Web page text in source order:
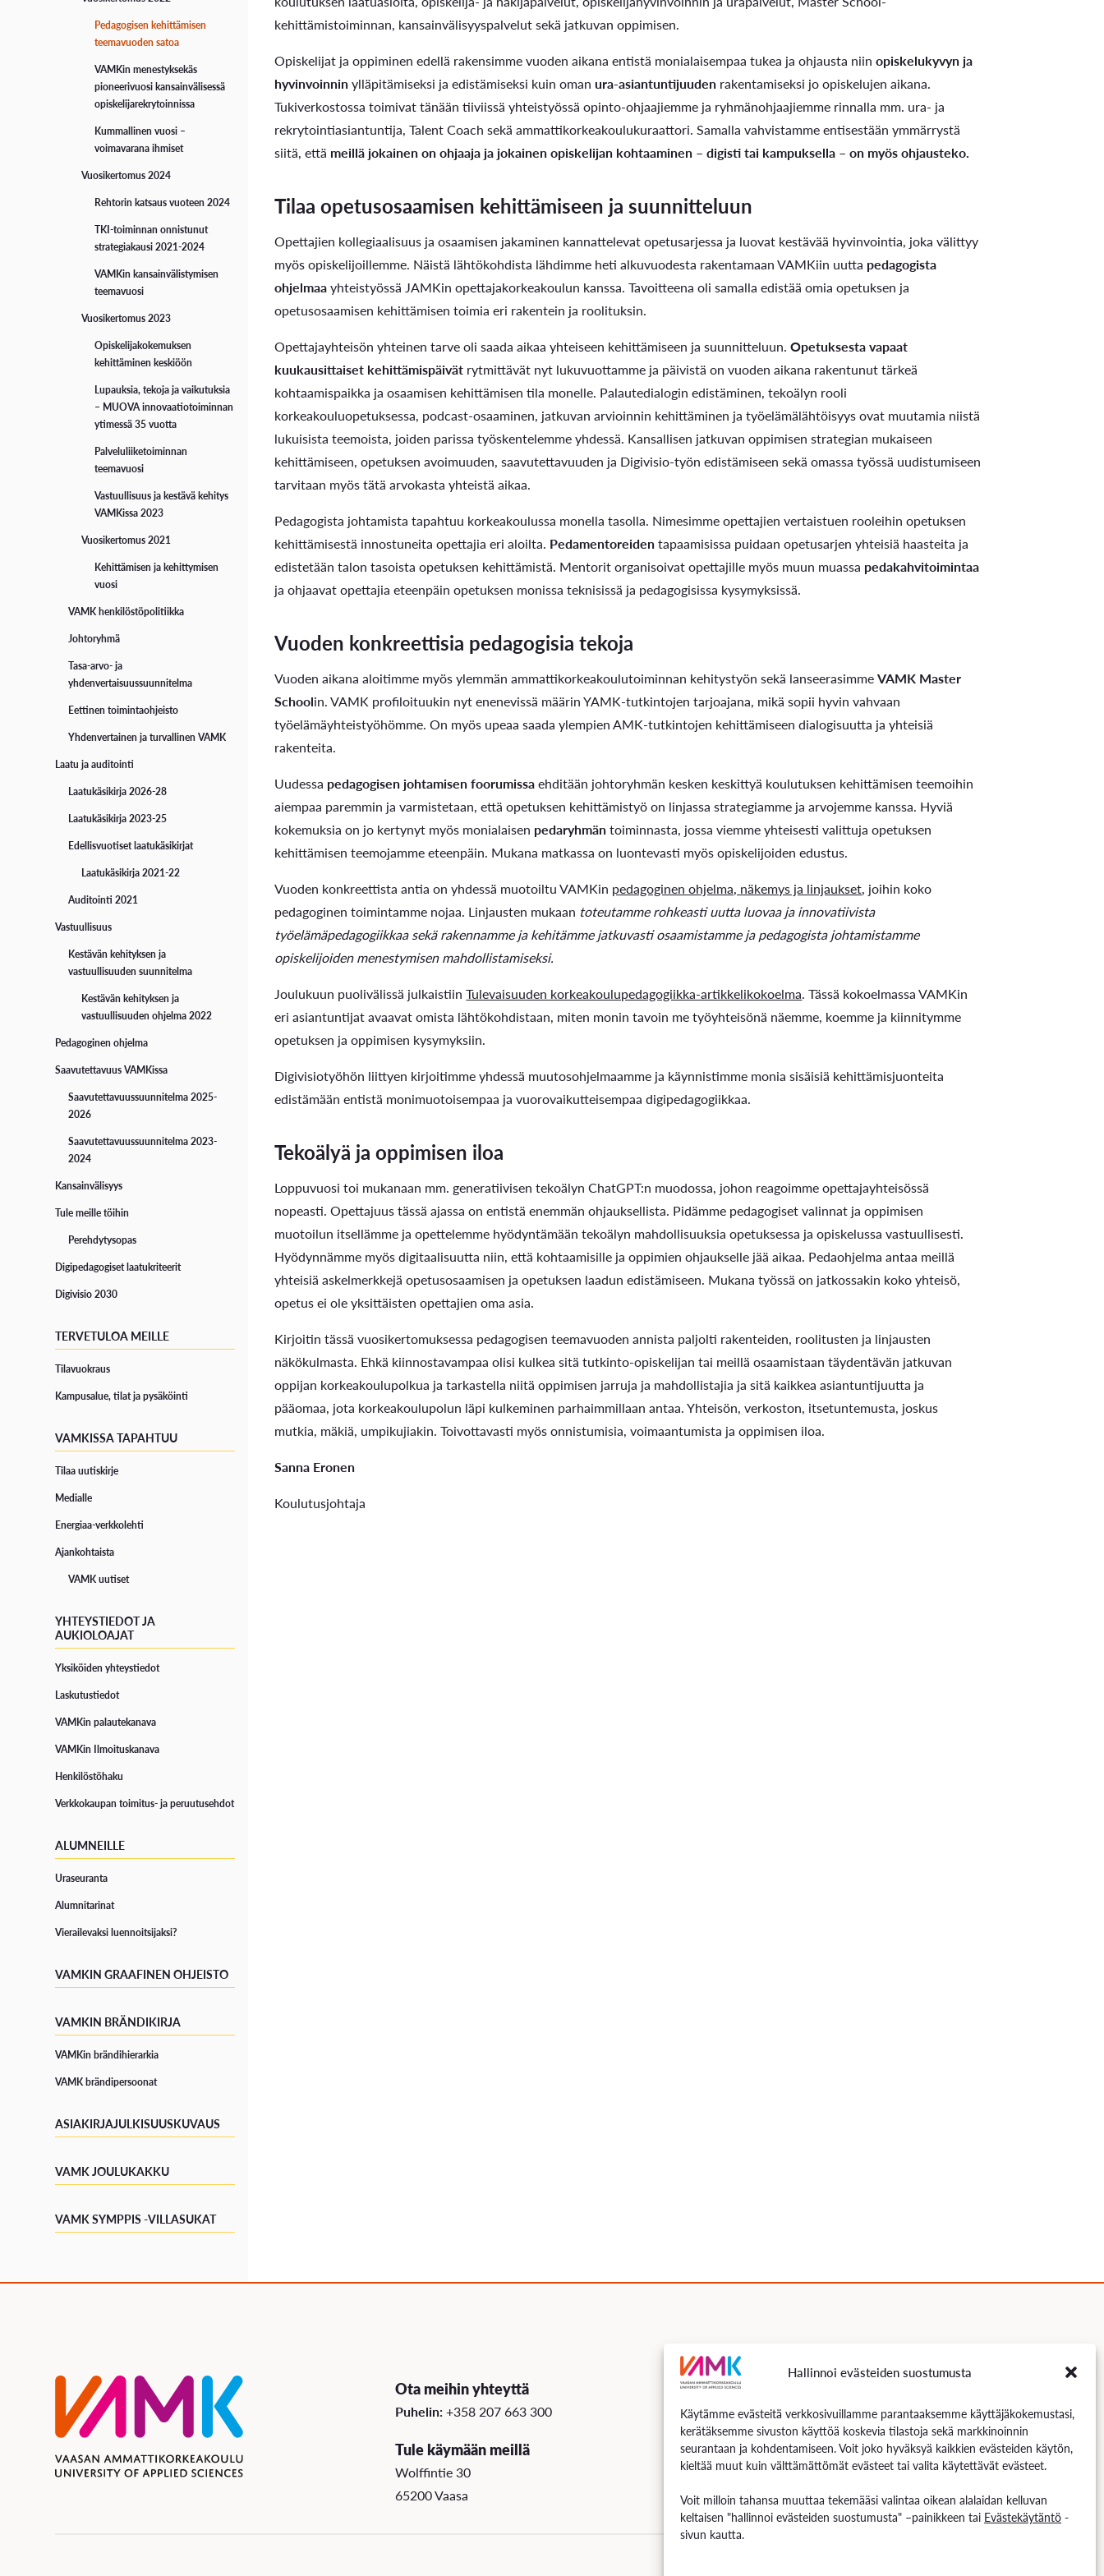
Hallinnoi evästeiden suostumusta
Käytämme evästeitä verkkosivuillamme parantaaksemme käyttäjäkokemustasi,
kerätäksemme sivuston käyttöä koskevia tilastoja sekä markkinoinnin
seurantaan ja kohdentamiseen. Voit joko hyväksyä kaikkien evästeiden käytön,
kieltää muut kuin välttämättömät evästeet tai valita käytettävät evästeet.
Voit milloin tahansa muuttaa tekemääsi valintaa oikean alalaidan kelluvan
keltaisen "hallinnoi evästeiden suostumusta" –painikkeen tai Evästekäytäntö -
sivun kautta.
Opintoseteli
Opiskelijaelämää Vaasassa
Uuden opiskelijan tietopaketti
OPINTOJEN TUKI JA OPISKELIJAN HYVINVOINTI
Esteetön opiskelu ja LUKI-kortti
Tutorit
Opiskelijaurheilijana VAMKissa
LOMAKKEET JA SÄÄDÖKSET
Tutkintolautakunta
Turvallisuus
Avoimet työpaikat
Digivisio 2030
Pedagogisen kehittämisen
teemavuoden satoa
VAMKin menestyksekäs
pioneerivuosi kansainvälisessä
opiskelijarekrytoinnissa
Kummallinen vuosi –
voimavarana ihmiset
Vuosikertomus 2024
Rehtorin katsaus vuoteen 2024
TKI-toiminnan onnistunut
strategiakausi 2021-2024
VAMKin kansainvälistymisen
teemavuosi
Vuosikertomus 2023
Opiskelijakokemuksen
kehittäminen keskiöön
Lupauksia, tekoja ja vaikutuksia
– MUOVA innovaatiotoiminnan
ytimessä 35 vuotta
Palveluliiketoiminnan
teemavuosi
Vastuullisuus ja kestävä kehitys
VAMKissa 2023
Vuosikertomus 2021
Kehittämisen ja kehittymisen
vuosi
VAMK henkilöstöpolitiikka
Johtoryhmä
Tasa-arvo- ja
yhdenvertaisuussuunnitelma
Eettinen toimintaohjeisto
Yhdenvertainen ja turvallinen VAMK
Laatu ja auditointi
Laatukäsikirja 2026-28
Laatukäsikirja 2023-25
Edellisvuotiset laatukäsikirjat
Laatukäsikirja 2021-22
Auditointi 2021
Vastuullisuus
Kestävän kehityksen ja
vastuullisuuden suunnitelma
Kestävän kehityksen ja
vastuullisuuden ohjelma 2022
Pedagoginen ohjelma
Saavutettavuus VAMKissa
Saavutettavuussuunnitelma 2025-
2026
Saavutettavuussuunnitelma 2023-
2024
Kansainvälisyys
Tule meille töihin
Perehdytysopas
Digipedagogiset laatukriteerit
Digivisio 2030
TERVETULOA MEILLE
Tilavuokraus
Kampusalue, tilat ja pysäköinti
VAMKISSA TAPAHTUU
Tilaa uutiskirje
Medialle
Energiaa-verkkolehti
Ajankohtaista
VAMK uutiset
YHTEYSTIEDOT JA
AUKIOLOAJAT
Yksiköiden yhteystiedot
Laskutustiedot
VAMKin palautekanava
VAMKin Ilmoituskanava
Henkilöstöhaku
Verkkokaupan toimitus- ja peruutusehdot
ALUMNEILLE
Uraseuranta
Alumnitarinat
Vierailevaksi luennoitsijaksi?
VAMKIN GRAAFINEN OHJEISTO
VAMKIN BRÄNDIKIRJA
VAMKin brändihierarkia
VAMK brändipersoonat
ASIAKIRJAJULKISUUSKUVAUS
VAMK JOULUKAKKU
VAMK SYMPPIS -VILLASUKAT
kehittämistoiminnan, kansainvälisyyspalvelut sekä jatkuvan oppimisen.
Opiskelijat ja oppiminen edellä rakensimme vuoden aikana entistä monialaisempaa tukea ja ohjausta niinopiskelukyvyn ja
hyvinvoinninylläpitämiseksi ja edistämiseksi kuin omanura-asiantuntijuuden rakentamiseksi jo opiskelujen aikana.
Tukiverkostossa toimivat tänään tiiviissä yhteistyössä opinto-ohjaajiemme ja ryhmänohjaajiemme rinnalla mm. ura- ja
rekrytointiasiantuntija, Talent Coach sekä ammattikorkeakoulukuraattori. Samalla vahvistamme entisestään ymmärrystä
siitä, että meillä jokainen on ohjaaja ja jokainen opiskelijan kohtaaminen – digisti tai kampuksella – on myös ohjausteko.
Tilaa opetusosaamisen kehittämiseen ja suunnitteluun
Opettajien kollegiaalisuus ja osaamisen jakaminen kannattelevat opetusarjessa ja luovat kestävää hyvinvointia, joka välittyy
myös opiskelijoillemme. Näistä lähtökohdista lähdimme heti alkuvuodesta rakentamaan VAMKiin uutta pedagogista
ohjelmaayhteistyössä JAMKin opettajakorkeakoulun kanssa. Tavoitteena oli samalla edistää omia opetuksen ja
opetusosaamisen kehittämisen toimia eri rakentein ja roolituksin.
Opettajayhteisön yhteinen tarve oli saada aikaa yhteiseen kehittämiseen ja suunnitteluun.Opetuksesta vapaat
kuukausittaiset kehittämispäivät rytmittävät nyt lukuvuottamme ja päivistä on vuoden aikana rakentunut tärkeä
kohtaamispaikka ja osaamisen kehittämisen tila monelle. Palautedialogin edistäminen, tekoälyn rooli
korkeakouluopetuksessa, podcast-osaaminen, jatkuvan arvioinnin kehittäminen ja työelämälähtöisyys ovat muutamia niistä
lukuisista teemoista, joiden parissa työskentelemme yhdessä. Kansallisen jatkuvan oppimisen strategian mukaiseen
kehittämiseen, opetuksen avoimuuden, saavutettavuuden ja Digivisio-työn edistämiseen sekä omassa työssä uudistumiseen
tarvitaan myös tätä arvokasta yhteistä aikaa.
Pedagogista johtamista tapahtuu korkeakoulussa monella tasolla. Nimesimme opettajien vertaistuen rooleihin opetuksen
kehittämisestä innostuneita opettajia eri aloilta. Pedamentoreidentapaamisissa puidaan opetusarjen yhteisiä haasteita ja
edistetään talon tasoista opetuksen kehittämistä. Mentorit organisoivat opettajille myös muun muassa pedakahvitoimintaa
ja ohjaavat opettajia eteenpäin opetuksen monissa teknisissä ja pedagogisissa kysymyksissä.
Vuoden konkreettisia pedagogisia tekoja
Vuoden aikana aloitimme myös ylemmän ammattikorkeakoulutoiminnan kehitystyön sekä lanseerasimmeVAMK Master
Schoolin. VAMK profiloituukin nyt enenevissä määrin YAMK-tutkintojen tarjoajana, mikä sopii hyvin vahvaan
työelämäyhteistyöhömme. On myös upeaa saada ylempien AMK-tutkintojen kehittämiseen dialogisuutta ja yhteisiä
rakenteita.
Uudessa pedagogisen johtamisen foorumissaehditään johtoryhmän kesken keskittyä koulutuksen kehittämisen teemoihin
aiempaa paremmin ja varmistetaan, että opetuksen kehittämistyö on linjassa strategiamme ja arvojemme kanssa. Hyviä
kokemuksia on jo kertynyt myös monialaisen pedaryhmäntoiminnasta, jossa viemme yhteisesti valittuja opetuksen
kehittämisen teemojamme eteenpäin. Mukana matkassa on luontevasti myös opiskelijoiden edustus.
Vuoden konkreettista antia on yhdessä muotoiltu VAMKin pedagoginen ohjelma, näkemys ja linjaukset, joihin koko
pedagoginen toimintamme nojaa. Linjausten mukaan toteutamme rohkeasti uutta luovaa ja innovatiivista
työelämäpedagogiikkaa sekä rakennamme ja kehitämme jatkuvasti osaamistamme ja pedagogista johtamistamme
opiskelijoiden menestymisen mahdollistamiseksi.
Joulukuun puolivälissä julkaistiinTulevaisuuden korkeakoulupedagogiikka-artikkelikokoelma. Tässä kokoelmassa VAMKin
eri asiantuntijat avaavat omista lähtökohdistaan, miten monin tavoin me työyhteisönä näemme, koemme ja kiinnitymme
opetuksen ja oppimisen kysymyksiin.
Digivisiotyöhön liittyen kirjoitimme yhdessä muutosohjelmaamme ja käynnistimme monia sisäisiä kehittämisjuonteita
edistämään entistä monimuotoisempaa ja vuorovaikutteisempaa digipedagogiikkaa.
Tekoälyä ja oppimisen iloa
Loppuvuosi toi mukanaan mm. generatiivisen tekoälyn ChatGPT:n muodossa, johon reagoimme opettajayhteisössä
nopeasti. Opettajuus tässä ajassa on entistä enemmän ohjauksellista. Pidämme pedagogiset valinnat ja oppimisen
muotoilun itsellämme ja opettelemme hyödyntämään tekoälyn mahdollisuuksia opetuksessa ja opiskelussa vastuullisesti.
Hyödynnämme myös digitaalisuutta niin, että kohtaamisille ja oppimien ohjaukselle jää aikaa. Pedaohjelma antaa meillä
yhteisiä askelmerkkejä opetusosaamisen ja opetuksen laadun edistämiseen. Mukana työssä on jatkossakin koko yhteisö,
opetus ei ole yksittäisten opettajien oma asia.
Kirjoitin tässä vuosikertomuksessa pedagogisen teemavuoden annista paljolti rakenteiden, roolitusten ja linjausten
näkökulmasta. Ehkä kiinnostavampaa olisi kulkea sitä tutkinto-opiskelijan tai meillä osaamistaan täydentävän jatkuvan
oppijan korkeakoulupolkua ja tarkastella niitä oppimisen jarruja ja mahdollistajia ja sitä kaikkea asiantuntijuutta ja
pääomaa, jota korkeakoulupolun läpi kulkeminen parhaimmillaan antaa. Yhteisön, verkoston, itsetuntemusta, joskus
mutkia, mäkiä, umpikujiakin. Toivottavasti myös onnistumisia, voimaantumista ja oppimisen iloa.
Sanna Eronen
Koulutusjohtaja
Ota meihin yhteyttä
Puhelin:+358 207 663 300
Tule käymään meillä
Wolffintie 30
65200 Vaasa